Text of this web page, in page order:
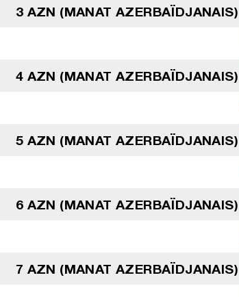
3 AZN (MANAT AZERBAÏDJANAIS)
4 AZN (MANAT AZERBAÏDJANAIS)
5 AZN (MANAT AZERBAÏDJANAIS)
6 AZN (MANAT AZERBAÏDJANAIS)
7 AZN (MANAT AZERBAÏDJANAIS)